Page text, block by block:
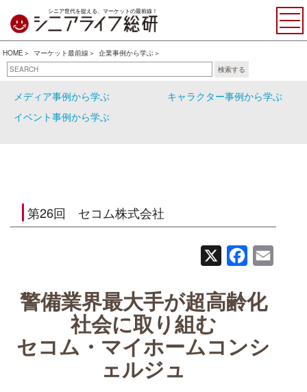
シニア世代を捉える、マーケットの最前線！
HOME マーケット最前線
企業事例から学ぶ
検索する
企業事例から学ぶ
行政事例から学ぶ
メディア事例から学ぶ
キャラクター事例から学ぶ
イベント事例から学ぶ
第26回 セコム株式会社
Facebook
警備業界最大手が超高齢化
社会に取り組む
セコム・マイホームコンシ
ェルジュ